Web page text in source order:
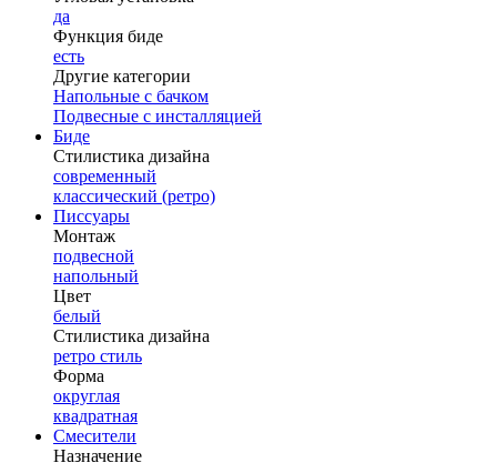
да
Функция биде
есть
Другие категории
Напольные с бачком
Подвесные с инсталляцией
Биде
Стилистика дизайна
современный
классический (ретро)
Писсуары
Монтаж
подвесной
напольный
Цвет
белый
Стилистика дизайна
ретро стиль
Форма
округлая
квадратная
Смесители
Назначение